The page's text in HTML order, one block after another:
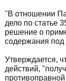
"В отношении
дело по статье
решение о
содержания под
Утверждается,
действий,